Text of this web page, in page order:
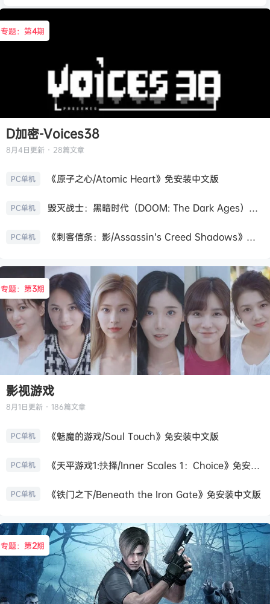
专题：第4期
D加密-Voices38
8月4日更新 · 28篇文章
PC单机 《原子之心/Atomic Heart》免安装中文版
PC单机 毁灭战士：黑暗时代（DOOM: The Dark Ages）免安装中文版
PC单机 《刺客信条：影/Assassin’s Creed Shadows》免安装版，非虚拟机
专题：第3期
影视游戏
8月1日更新 · 186篇文章
PC单机 《魅魔的游戏/Soul Touch》免安装中文版
PC单机 《天平游戏1:抉择/Inner Scales 1：Choice》免安装中文版
PC单机 《铁门之下/Beneath the Iron Gate》免安装中文版
专题：第2期